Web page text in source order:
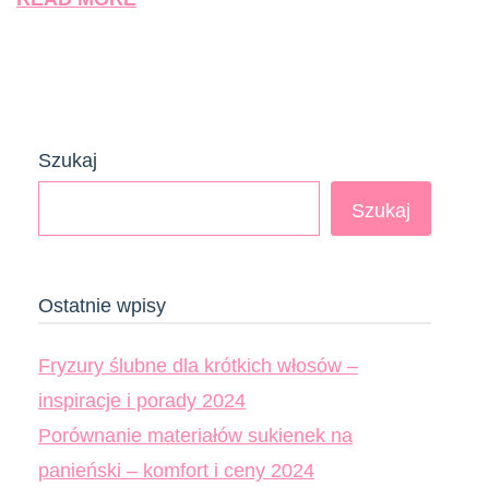
Szukaj
Szukaj
Ostatnie wpisy
Fryzury ślubne dla krótkich włosów –
inspiracje i porady 2024
Porównanie materiałów sukienek na
panieński – komfort i ceny 2024